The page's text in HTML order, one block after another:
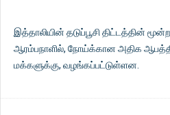
இத்தாலியின் தடுப்பூசி திட்டத்தின்
ஆரம்பநாளில், நோய்க்கான அதிக
மக்களுக்கு, வழங்கப்பட்டுள்ளன.